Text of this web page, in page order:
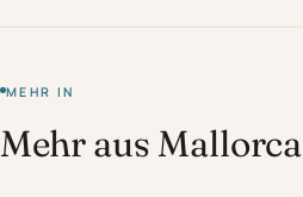
MEHR IN
Mehr aus Mallorca